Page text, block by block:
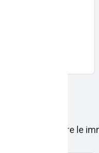
per etichettare le